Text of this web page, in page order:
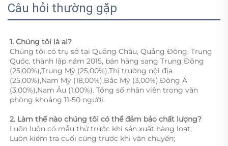
Câu hỏi thường gặp
1. Chúng tôi là ai?
Chúng tôi có trụ sở tại Quảng Châu, Quảng Đông, Trung
Quốc, thành lập năm 2015, bán hàng sang Trung Đông
(25,00%),Trung Mỹ (25,00%),Thị trường nội địa
(25,00%),Nam Mỹ (18,00%),Bắc Mỹ (3,00%),Đông Á
(3,00%),Nam Âu (1,00%). Tổng số nhân viên trong văn
phòng khoảng 11-50 người.
2. Làm thế nào chúng tôi có thể đảm bảo chất lượng?
Luôn luôn có mẫu thử trước khi sản xuất hàng loạt;
Luôn kiểm tra cuối cùng trước khi vận chuyển;